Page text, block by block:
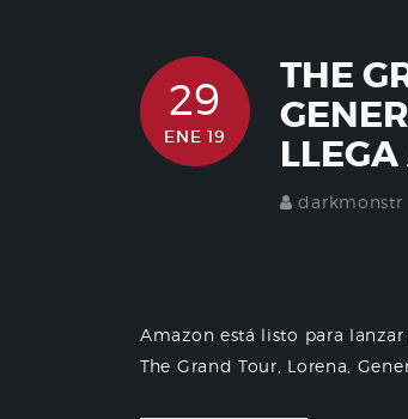
29
ENE 19
THE
darkmonstr
Amazon está listo para
The Grand Tour, Lorena,